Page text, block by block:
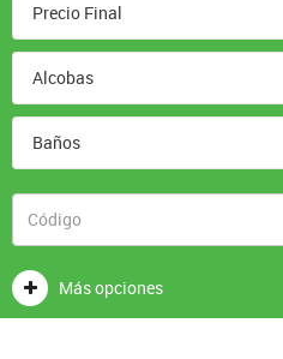
Más opciones